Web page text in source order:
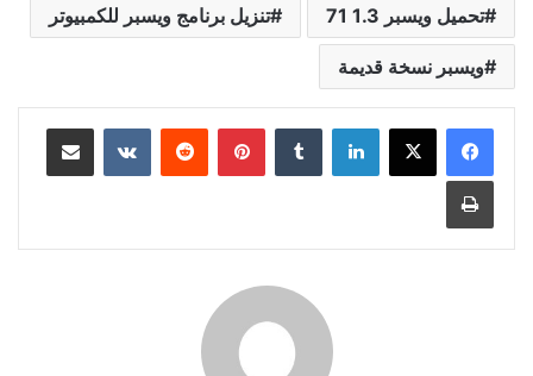
تحميل ويسبر 1.3 71 تنزيل برنامج ويسبر للكمبيوتر
ويسبر نسخة قديمة
لينكدإن بينتيريست مشاركة عبر البريد
طباعة